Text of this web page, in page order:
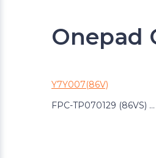
Onepad
Y7Y007(86V)
FPC-TP070129 (86VS) 00